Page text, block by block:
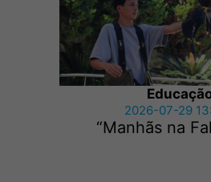
2026-07-29
“Manhãs na